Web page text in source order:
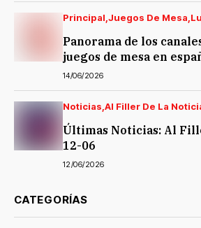
Principal Juegos De Mesa
Panorama de los
juegos de mesa en
14/06/2026
Noticias Al Filler De La
Últimas Noticias: Al
12-06
12/06/2026
CATEGORÍAS